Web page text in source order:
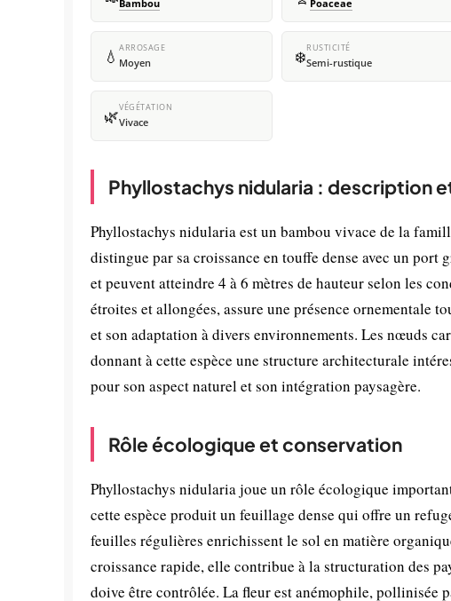
Bambou Poaceae
💧 ARROSAGE
Moyen ❄️RUSTICITÉ
Semi-rustique
🌿VÉGÉTATION
Vivace
Phyllostachys nidularia : description
Phyllostachys nidularia est un bambou vivace de la
distingue par sa croissance en touffe dense avec un
et peuvent atteindre 4 à 6 mètres de hauteur selon les
étroites et allongées, assure une présence ornementale
et son adaptation à divers environnements. Les nœuds
donnant à cette espèce une structure architecturale
pour son aspect naturel et son intégration paysagère.
Rôle écologique et conservation
Phyllostachys nidularia joue un rôle écologique
cette espèce produit un feuillage dense qui offre un
feuilles régulières enrichissent le sol en matière
croissance rapide, elle contribue à la structuration des
doive être contrôlée. La fleur est anémophile, pollinisée